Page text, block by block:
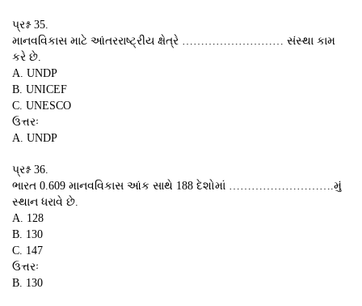
પ્રશ્ન 35.
માનવવિકાસ માટે આંતરરાષ્ટ્રીય ક્ષેત્રે ……………………… સંસ્થા કામ
કરે છે.
A. UNDP
B. UNICEF
C. UNESCO
ઉત્તરઃ
A. UNDP
પ્રશ્ન 36.
ભારત 0.609 માનવવિકાસ આંક સાથે 188 દેશોમાં ……………………….મું
સ્થાન ધરાવે છે.
A. 128
B. 130
C. 147
ઉત્તરઃ
B. 130